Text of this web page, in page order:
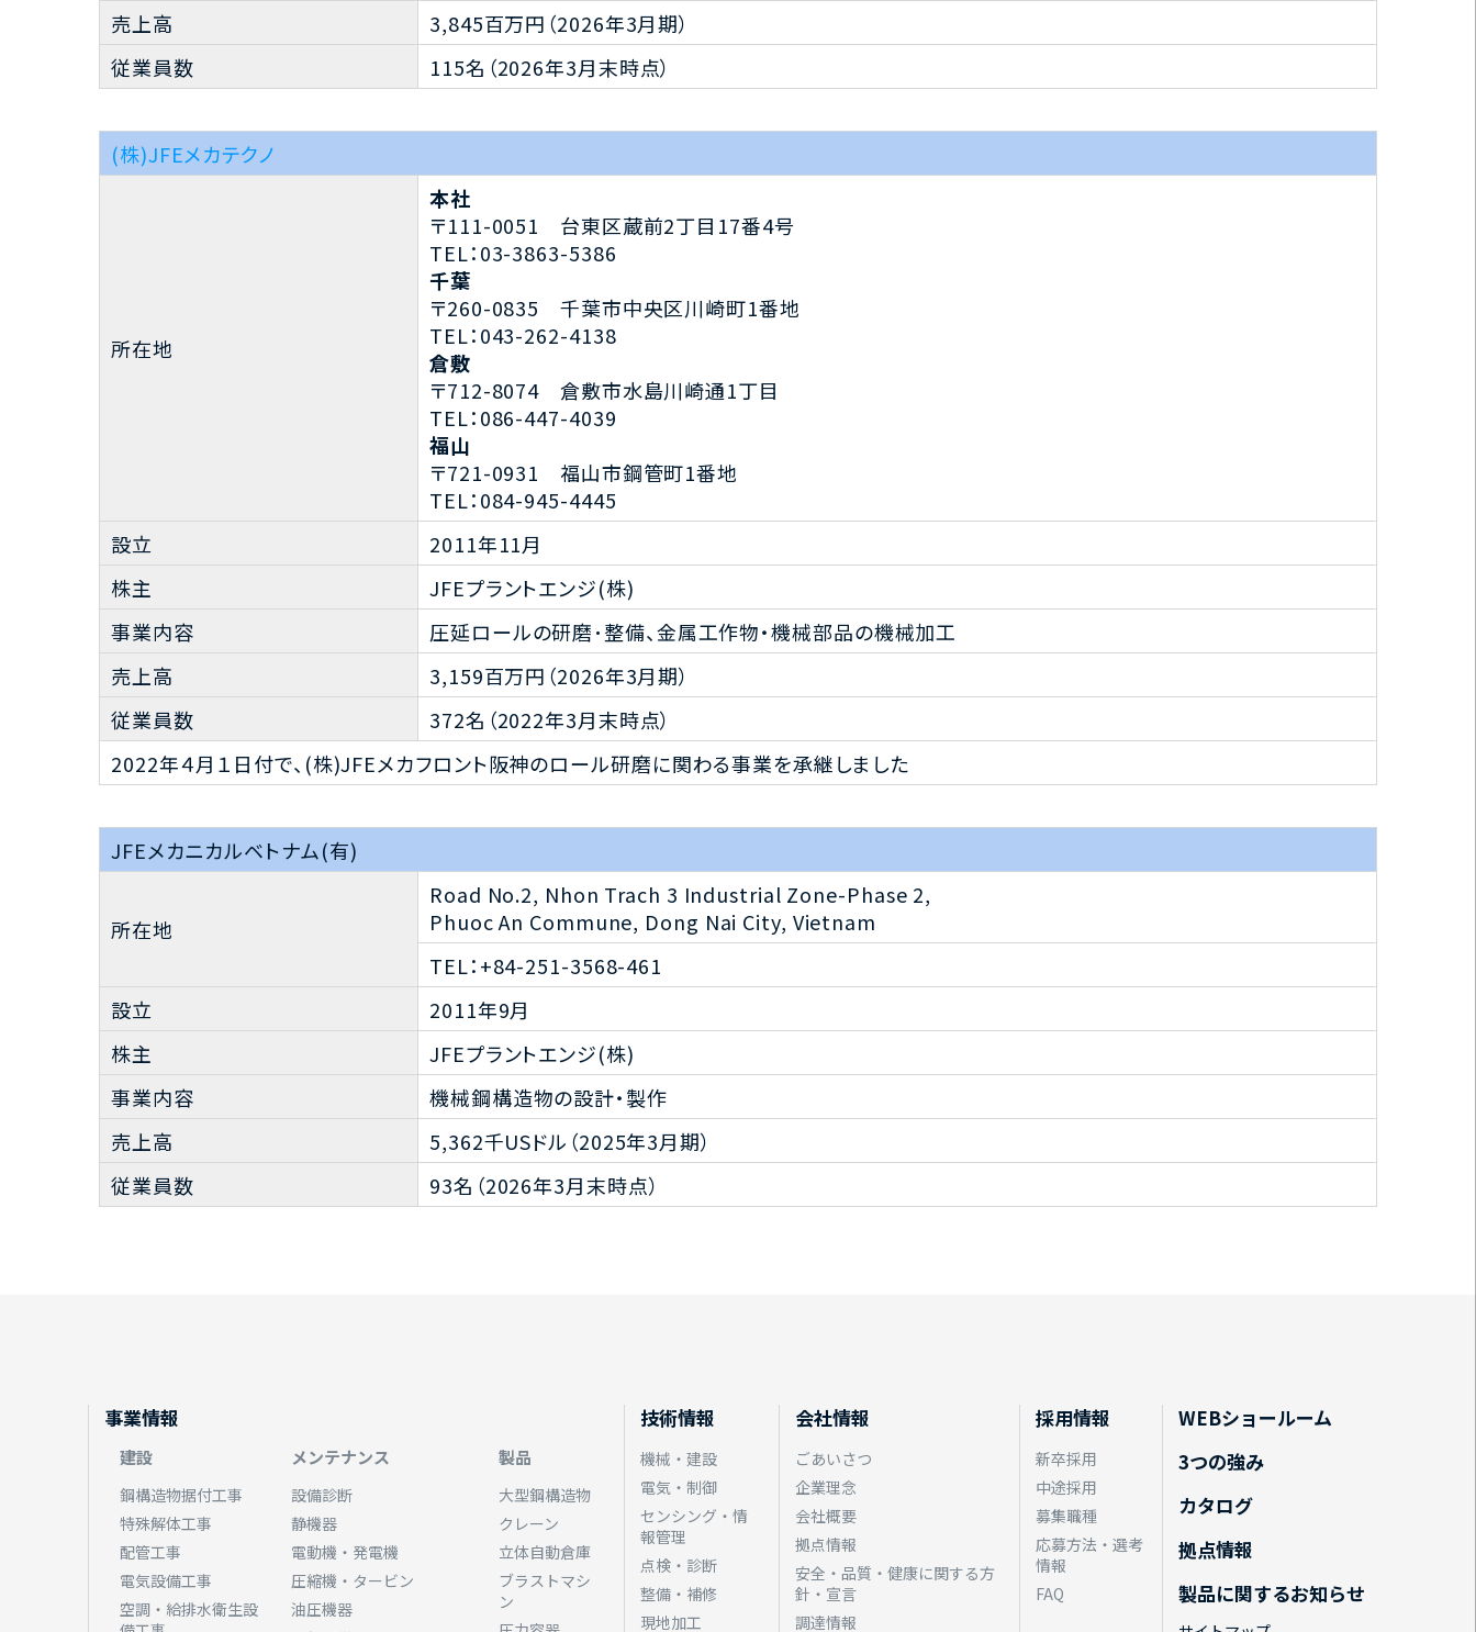
売上高
3,845百万円（2026年3月期）
従業員数
115名（2026年3月末時点）
(株)JFEメカテクノ
所在地
本社
〒111-0051 台東区蔵前2丁目17番4号
TEL：03-3863-5386
千葉
〒260-0835 千葉市中央区川崎町1番地
TEL：043-262-4138
倉敷
〒712-8074 倉敷市水島川崎通1丁目
TEL：086-447-4039
福山
〒721-0931 福山市鋼管町1番地
TEL：084-945-4445
設立
2011年11月
株主
JFEプラントエンジ(株)
事業内容
圧延ロールの研磨･整備、金属工作物・機械部品の機械加工
売上高
3,159百万円（2026年3月期）
従業員数
372名（2022年3月末時点）
2022年４月１日付で、(株)JFEメカフロント阪神のロール研磨に関わる事業を承継しました
JFEメカニカルベトナム(有)
所在地
Road No.2, Nhon Trach 3 Industrial Zone-Phase 2,
Phuoc An Commune, Dong Nai City, Vietnam
TEL：+84-251-3568-461
設立
2011年9月
株主
JFEプラントエンジ(株)
事業内容
機械鋼構造物の設計・製作
売上高
5,362千USドル（2025年3月期）
従業員数
93名（2026年3月末時点）
事業情報
建設
鋼構造物据付工事
特殊解体工事
配管工事
電気設備工事
空調・給排水衛生設
メンテナンス
設備診断
静機器
電動機・発電機
圧縮機・タービン
油圧機器
製品
大型鋼構造物
クレーン
立体自動倉庫
ブラストマシ
ン
技術情報
機械・建設
電気・制御
センシング・情
報管理
点検・診断
整備・補修
現地加工
会社情報
ごあいさつ
企業理念
会社概要
拠点情報
安全・品質・健康に関する方
針・宣言
調達情報
採用情報
新卒採用
中途採用
募集職種
応募方法・選考
情報
FAQ
WEBショールーム
3つの強み
カタログ
拠点情報
製品に関するお知らせ